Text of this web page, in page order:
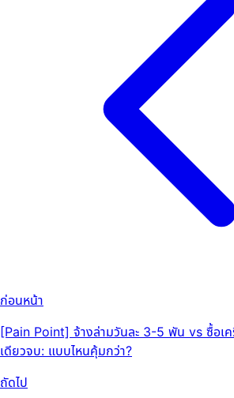
ก่อนหน้า
[Pain Point] จ้างล่ามวันละ 3-5 พัน vs ซื้อเค
เดียวจบ: แบบไหนคุ้มกว่า?
ถัดไป